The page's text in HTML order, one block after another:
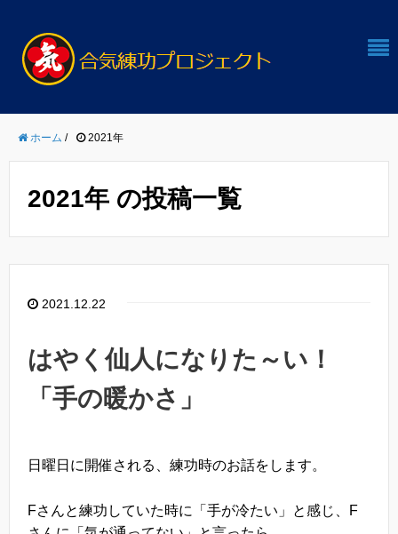
ホーム / 2021年
2021年 の投稿一覧
2021.12.22
はやく仙人になりた～い！
「手の暖かさ」
日曜日に開催される、練功時のお話をします。
Fさんと練功していた時に「手が冷たい」と感じ、F